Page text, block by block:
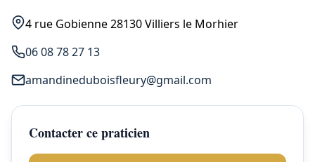
4 rue Gobienne 28130 Villiers le Morhier
06 08 78 27 13
amandineduboisfleury@gmail.com
Contacter ce praticien